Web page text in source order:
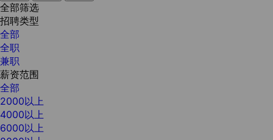
全部筛选
招聘类型
全部
全职
兼职
薪资范围
全部
2000以上
4000以上
6000以上